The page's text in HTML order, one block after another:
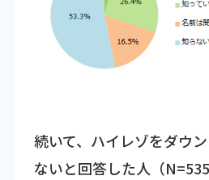
続いて、ハイレゾをダウ
ないと回答した人（